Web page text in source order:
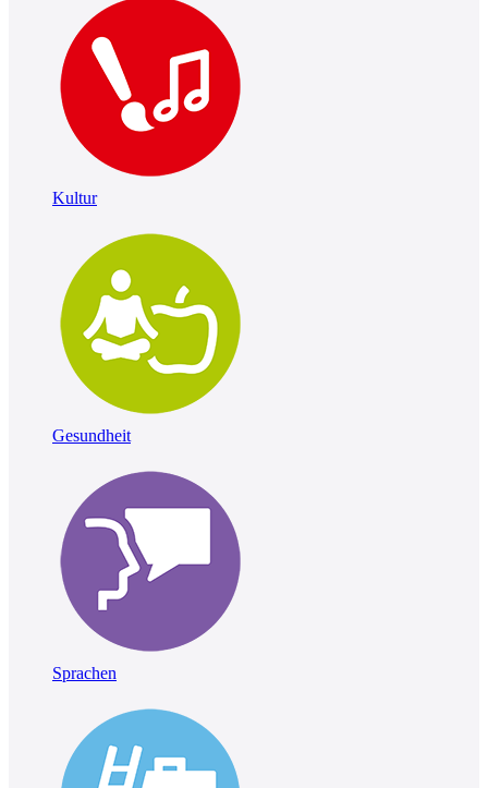
Kultur
Gesundheit
Sprachen